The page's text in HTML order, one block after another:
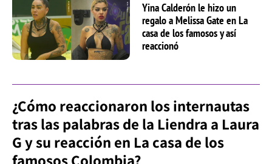
Yina Calderón le hizo un
regalo a Melissa Gate en La
casa de los famosos y así
reaccionó
¿Cómo reaccionaron los internautas
tras las palabras de la Liendra a Laura
G y su reacción en La casa de los
famosos Colombia?